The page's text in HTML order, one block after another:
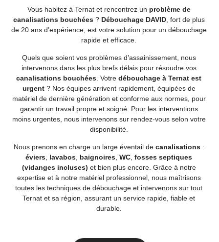
Vous habitez à Ternat et rencontrez un problème de
canalisations bouchées? Débouchage DAVID, fort de plus
de 20 ans d’expérience, est votre solution pour un débouchage
rapide et efficace.
Quels que soient vos problèmes d’assainissement, nous
intervenons dans les plus brefs délais pour résoudre vos
canalisations bouchées. Votre débouchage à Ternat est
urgent? Nos équipes arrivent rapidement, équipées de
matériel de dernière génération et conforme aux normes, pour
garantir un travail propre et soigné. Pour les interventions
moins urgentes, nous intervenons sur rendez-vous selon votre
disponibilité.
Nous prenons en charge un large éventail de canalisations:
éviers, lavabos, baignoires, WC, fosses septiques
(vidanges incluses) et bien plus encore. Grâce à notre
expertise et à notre matériel professionnel, nous maîtrisons
toutes les techniques de débouchage et intervenons sur tout
Ternat et sa région, assurant un service rapide, fiable et
durable.